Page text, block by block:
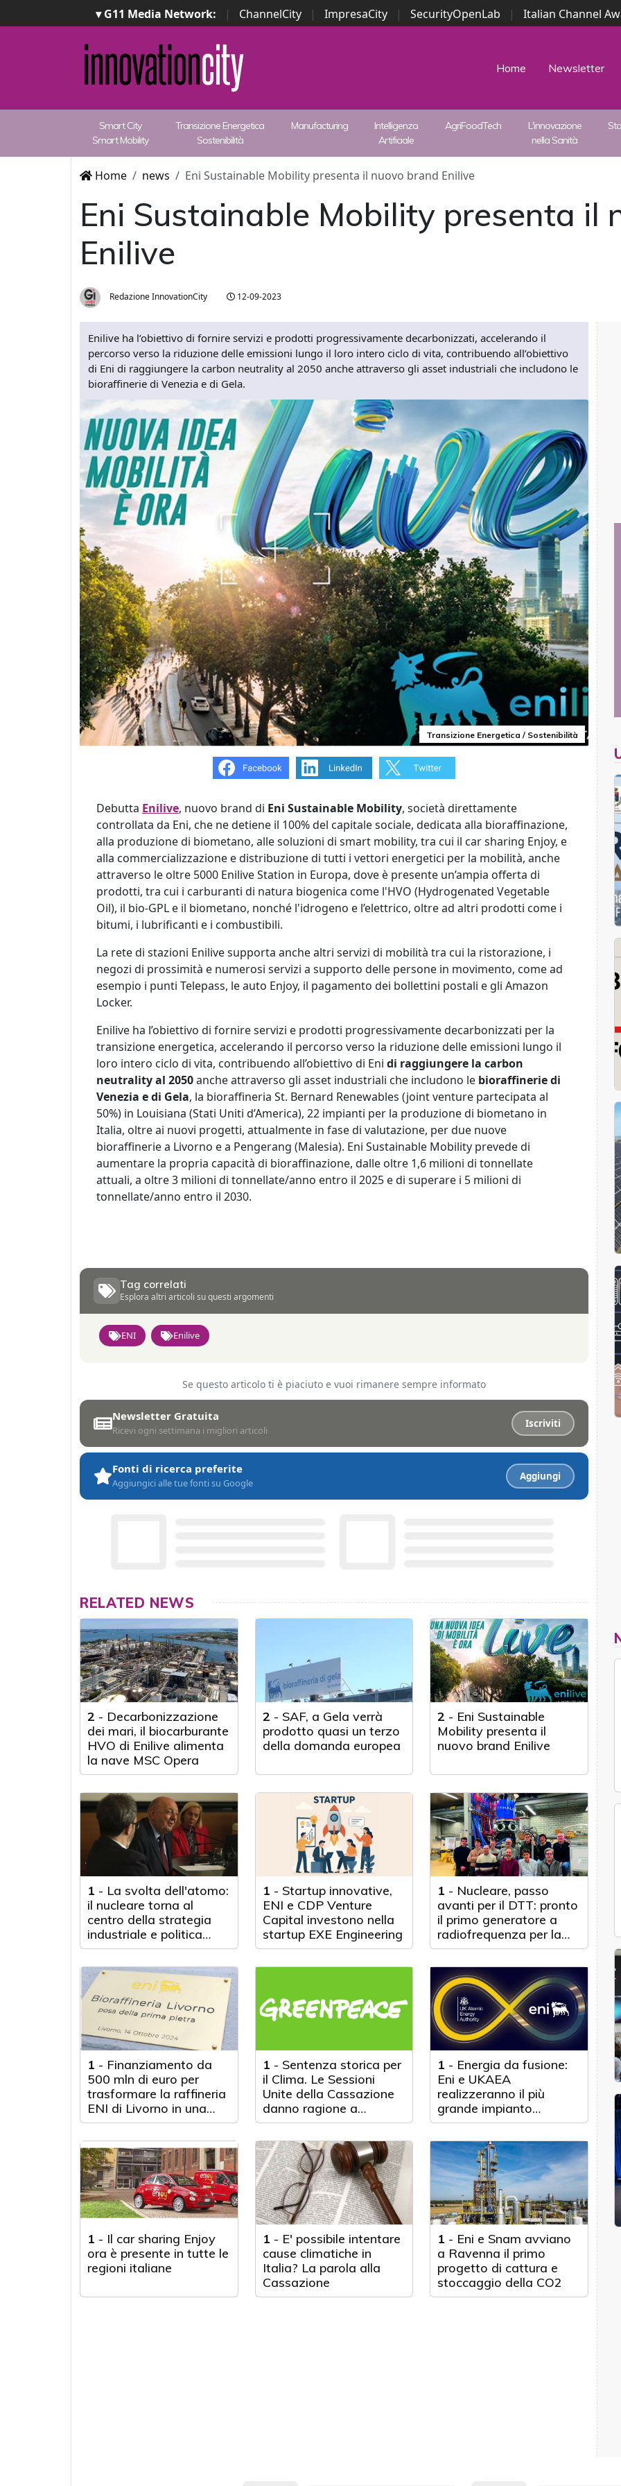
▾ G11 Media Network: | ChannelCity | ImpresaCity | SecurityOpenLab | Italian Channel
Security Awards | ...
Home Newsletter
Smart City
Smart Mobility
Transizione Energetica
Sostenibilità
Manufacturing
Intelligenza
Artificiale
AgriFoodTech
L'innovazione
nella Sanità
Home news Eni Sustainable Mobility presenta il nuovo brand Enilive
Eni Sustainable Mobility presenta il
Enilive
Redazione InnovationCity 12-09-2023
Enilive ha l’obiettivo di fornire servizi e prodotti progressivamente decarbonizzati, accelerando il
percorso verso la riduzione delle emissioni lungo il loro intero ciclo di vita, contribuendo all’obiettivo
di Eni di raggiungere la carbon neutrality al 2050 anche attraverso gli asset industriali che includono le
bioraffinerie di Venezia e di Gela.
Transizione Energetica / Sostenibilità
Debutta Enilive, nuovo brand di Eni Sustainable Mobility, società direttamente
controllata da Eni, che ne detiene il 100% del capitale sociale, dedicata alla bioraffinazione,
alla produzione di biometano, alle soluzioni di smart mobility, tra cui il car sharing Enjoy, e
alla commercializzazione e distribuzione di tutti i vettori energetici per la mobilità, anche
attraverso le oltre 5000 Enilive Station in Europa, dove è presente un’ampia offerta di
prodotti, tra cui i carburanti di natura biogenica come l'HVO (Hydrogenated Vegetable
Oil), il bio-GPL e il biometano, nonché l'idrogeno e l’elettrico, oltre ad altri prodotti come i
bitumi, i lubrificanti e i combustibili.
La rete di stazioni Enilive supporta anche altri servizi di mobilità tra cui la ristorazione, i
negozi di prossimità e numerosi servizi a supporto delle persone in movimento, come ad
esempio i punti Telepass, le auto Enjoy, il pagamento dei bollettini postali e gli Amazon
Locker.
Enilive ha l’obiettivo di fornire servizi e prodotti progressivamente decarbonizzati per la
transizione energetica, accelerando il percorso verso la riduzione delle emissioni lungo il
loro intero ciclo di vita, contribuendo all’obiettivo di Eni di raggiungere la carbon
neutrality al 2050anche attraverso gli asset industriali che includono le bioraffinerie di
Venezia e di Gela, la bioraffineria St. Bernard Renewables (joint venture partecipata al
50%) in Louisiana (Stati Uniti d’America), 22 impianti per la produzione di biometano in
Italia, oltre ai nuovi progetti, attualmente in fase di valutazione, per due nuove
bioraffinerie a Livorno e a Pengerang (Malesia). Eni Sustainable Mobility prevede di
aumentare la propria capacità di bioraffinazione, dalle oltre 1,6 milioni di tonnellate
attuali, a oltre 3 milioni di tonnellate/anno entro il 2025 e di superare i 5 milioni di
tonnellate/anno entro il 2030.
Tag correlati
Esplora altri articoli su questi argomenti
ENI Enilive
Se questo articolo ti è piaciuto e vuoi rimanere sempre informato
Newsletter Gratuita
Ricevi ogni settimana i migliori articoli
Iscriviti
Fonti di ricerca preferite
Aggiungici alle tue fonti su Google
Aggiungi
RELATED NEWS
2 - Decarbonizzazione
dei mari, il biocarburante
HVO di Enilive alimenta
la nave MSC Opera
2 - SAF, a Gela verrà
prodotto quasi un terzo
della domanda europea
2 - Eni Sustainable
Mobility presenta il
nuovo brand Enilive
1 - La svolta dell'atomo:
il nucleare torna al
centro della strategia
industriale e politica
italiana
1 - Startup innovative,
ENI e CDP Venture
Capital investono nella
startup EXE Engineering
1 - Nucleare, passo
avanti per il DTT: pronto
il primo generatore a
radiofrequenza per la
fusione
1 - Finanziamento da
500 mln di euro per
trasformare la raffineria
ENI di Livorno in una
moderna bioraffineria
1 - Sentenza storica per
il Clima. Le Sessioni
Unite della Cassazione
danno ragione a
Greenpeace Italia,
ReCommon per una
causa civile contro ENI
1 - Energia da fusione:
Eni e UKAEA
realizzeranno il più
grande impianto
mondiale per la gestione
del trizio
1 - Il car sharing Enjoy
ora è presente in tutte le
regioni italiane
1 - E' possibile intentare
cause climatiche in
Italia? La parola alla
Cassazione
1 - Eni e Snam avviano
a Ravenna il primo
progetto di cattura e
stoccaggio della CO2